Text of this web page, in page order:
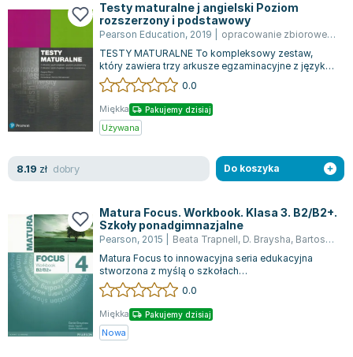
Zygmunt Freud
Agata Passent
Michel Moran
Maciej Orłoś
Jo Nesbo
Katarzyna Miller
Antoine de Saint Exupery
Lew Tołstoj
Mark Twain
Paulina Młynarska
ks. Piotr Pawlukiewicz
Jarosław Sokołowski
Piotr Latocha
Michael Scott
Piotr Semka
Jarosław Iwaszkiewicz
Testy maturalne j angielski Poziom
rozszerzony i podstawowy
Pearson Education, 2019 opracowanie zbiorowe
,
TESTY MATURALNE To kompleksowy zestaw,
który zawiera trzy arkusze egzaminacyjne z języka
angielskiego na poziomie podstawowym oraz...
0.0
Miękka Pakujemy dzisiaj
Używana
8.19 zł dobry Do koszyka
Matura Focus. Workbook. Klasa 3. B2/B2+.
Szkoły ponadgimnazjalne
Pearson, 2015 Beata Trapnell, D. Braysha, Bartosz Michało
Matura Focus to innowacyjna seria edukacyjna
stworzona z myślą o szkołach
ponadgimnazjalnych, która łączy w sobie elementy
bestsel...
0.0
Miękka Pakujemy dzisiaj
Nowa